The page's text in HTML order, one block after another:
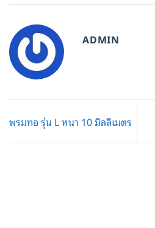
ADMIN
พรมทอ รุ่น L หนา 10 มิลลิเมตร